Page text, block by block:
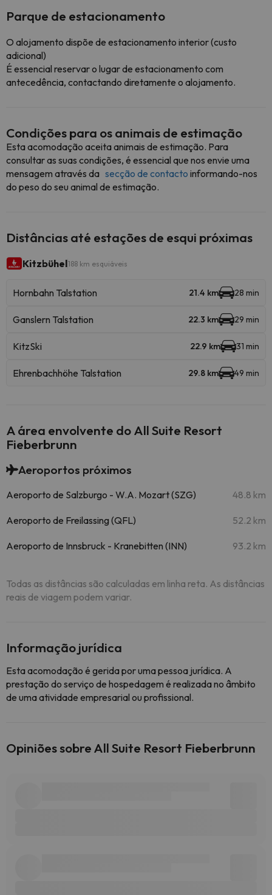
Parque de estacionamento
O alojamento dispõe de estacionamento interior (custo
adicional)
É essencial reservar o lugar de estacionamento com
antecedência, contactando diretamente o alojamento.
Condições para os animais de estimação
Esta acomodação aceita animais de estimação. Para
consultar as suas condições, é essencial que nos envie uma
mensagem através da secção de contacto informando-nos
do peso do seu animal de estimação.
Distâncias até estações de esqui próximas
Kitzbühel188 km esquiáveis
Hornbahn Talstation 21.4 km 28 min
Ganslern Talstation 22.3 km 29 min
KitzSki 22.9 km 31 min
Ehrenbachhöhe Talstation 29.8 km 49 min
A área envolvente do All Suite Resort
Fieberbrunn
Aeroportos próximos
Aeroporto de Salzburgo - W.A. Mozart (SZG) 48.8 km
Aeroporto de Freilassing (QFL) 52.2 km
Aeroporto de Innsbruck - Kranebitten (INN) 93.2 km
Todas as distâncias são calculadas em linha reta. As distâncias
reais de viagem podem variar.
Informação jurídica
Esta acomodação é gerida por uma pessoa jurídica. A
prestação do serviço de hospedagem é realizada no âmbito
de uma atividade empresarial ou profissional.
Opiniões sobre All Suite Resort Fieberbrunn